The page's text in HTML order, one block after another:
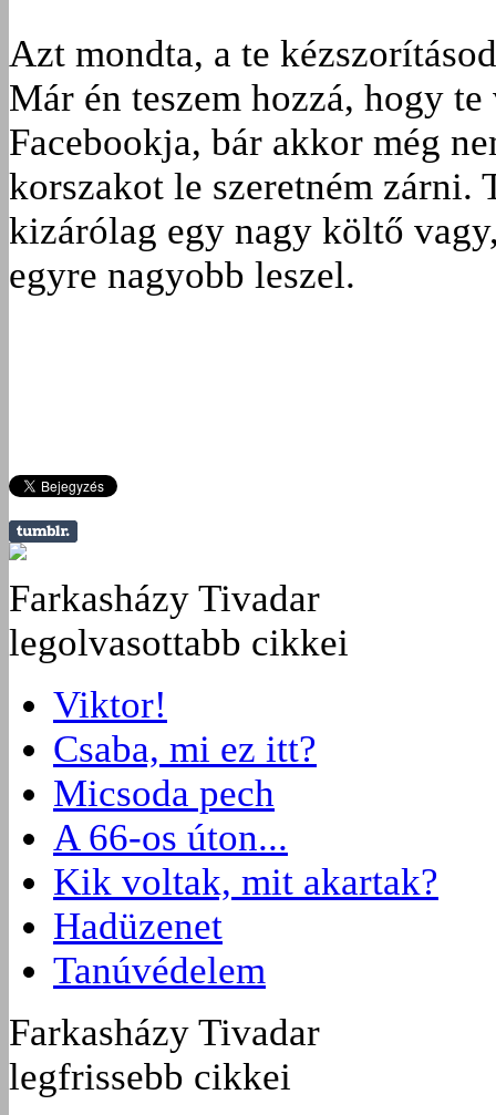
Azt mondta, a te
Már én teszem hozzá, hogy
Facebookja, bár akkor még
korszakot le szeretném zárni.
kizárólag egy nagy költő
egyre nagyobb leszel.
Farkasházy Tivadar
legolvasottabb cikkei
Viktor!
Csaba, mi ez itt?
Micsoda pech
A 66-os úton...
Kik voltak, mit akartak?
Hadüzenet
Tanúvédelem
Farkasházy Tivadar
legfrissebb cikkei